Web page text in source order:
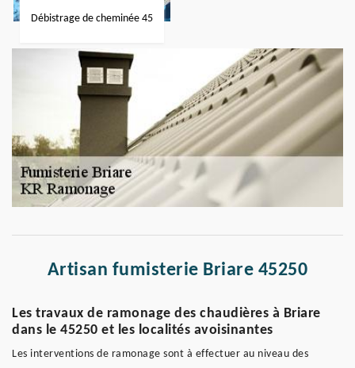
Débistrage de cheminée 45
Artisan fumisterie Briare 45250
Les travaux de ramonage des chaudières à Briare
dans le 45250 et les localités avoisinantes
Les interventions de ramonage sont à effectuer au niveau des